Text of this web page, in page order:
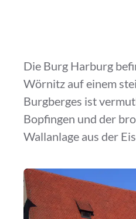
Die Burg Harburg
Wörnitz auf einem
Burgberges ist
Bopfingen und der
Wallanlage aus der